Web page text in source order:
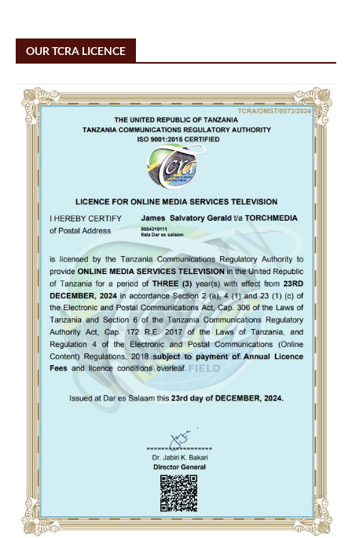
OUR TCRA LICENCE